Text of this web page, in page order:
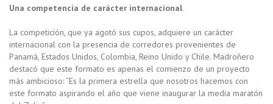
Una competencia de carácter internacional
La competición, que ya agotó sus cupos, adquiere un carácter
internacional con la presencia de corredores provenientes de
Panamá, Estados Unidos, Colombia, Reino Unido y Chile. Madroñero
destacó que este formato es apenas el comienzo de un proyecto
más ambicioso: “Es la primera estrella que nosotros hacemos con
este formato aspirando el año que viene inaugurar la media maratón